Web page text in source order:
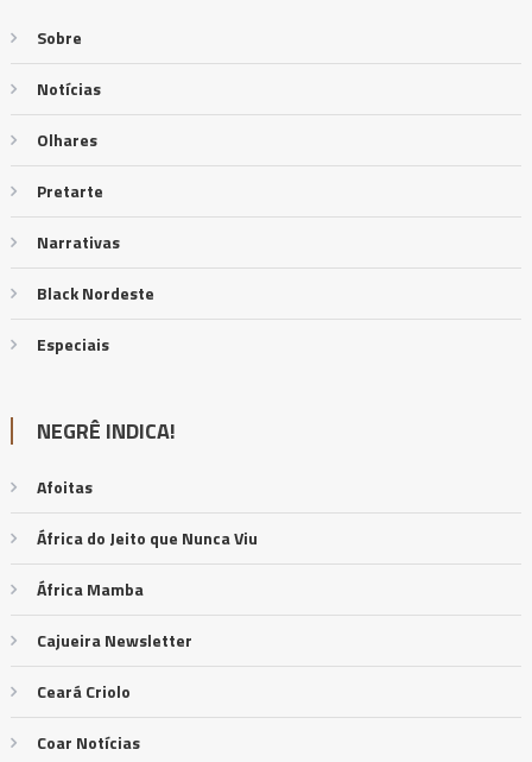
Sobre
Notícias
Olhares
Pretarte
Narrativas
Black Nordeste
Especiais
NEGRÊ INDICA!
Afoitas
África do Jeito que Nunca Viu
África Mamba
Cajueira Newsletter
Ceará Criolo
Coar Notícias